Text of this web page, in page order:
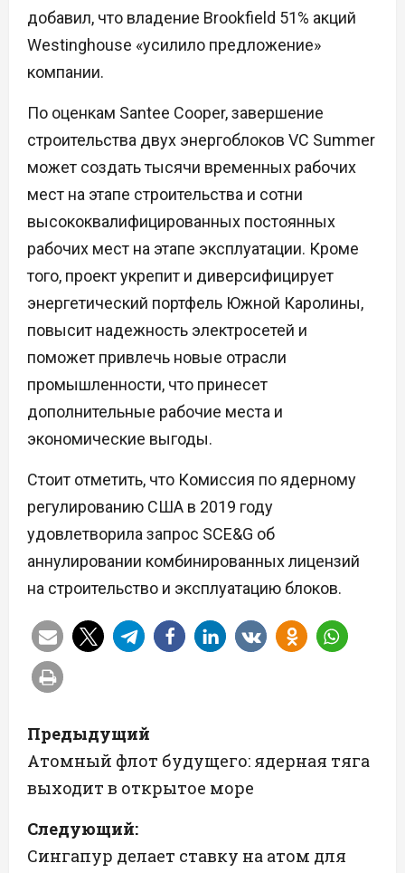
добавил, что владение Brookfield 51% акций
Westinghouse «усилило предложение»
компании.
По оценкам Santee Cooper, завершение
строительства двух энергоблоков VC Summer
может создать тысячи временных рабочих
мест на этапе строительства и сотни
высококвалифицированных постоянных
рабочих мест на этапе эксплуатации. Кроме
того, проект укрепит и диверсифицирует
энергетический портфель Южной Каролины,
повысит надежность электросетей и
поможет привлечь новые отрасли
промышленности, что принесет
дополнительные рабочие места и
экономические выгоды.
Стоит отметить, что Комиссия по ядерному
регулированию США в 2019 году
удовлетворила запрос SCE&G об
аннулировании комбинированных лицензий
на строительство и эксплуатацию блоков.
Н
а
в
и
Предыдущий
Атомный флот будущего: ядерная тяга
выходит в открытое море
Следующий:
Сингапур делает ставку на атом для